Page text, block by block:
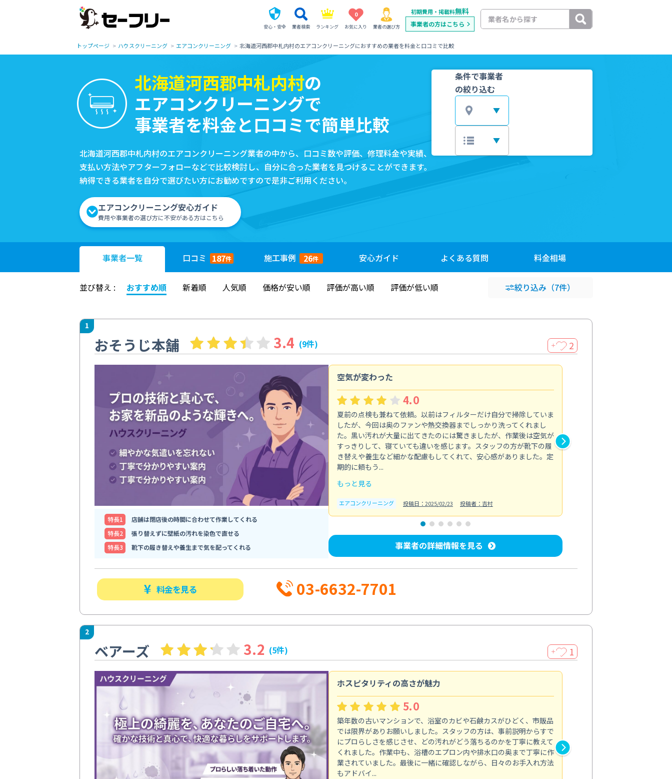
安心・安全 業者検索 ランキング
0
お気に入り 業者の選び方
初期費用・掲載料無料
事業者の方はこちら
トップページ ハウスクリーニング エアコンクリーニング 北海道河西郡中札内村のエアコンクリーニングにおすすめの業者を料金と口コミで比較
北海道河西郡中札内村の
エアコンクリーニングで
事業者を料金と口コミで簡単比較
北海道河西郡中札内村のエアコンクリーニング業者の中から、口コミ数や評価、修理料金や実績、
支払い方法やアフターフォローなどで比較検討し、自分に合った業者を見つけることができます。
納得できる業者を自分で選びたい方にお勧めですので是非ご利用ください。
エアコンクリーニング安心ガイド
費用や事業者の選び方に不安がある方はこちら
条件で事業者
の絞り込む
事業者一覧 口コミ 187件 施工事例 26件 安心ガイド よくある質問 料金相場
並び替え : おすすめ順 新着順 人気順 価格が安い順 評価が高い順 評価が低い順 絞り込み （7件）
1
おそうじ本舗 3.4 (9件) ＋ 2
特⻑1
店舗は閉店後の時間に合わせて作業してくれる
特⻑2
張り替えずに壁紙の汚れを染色で直せる
特⻑3
靴下の履き替えや養生まで気を配ってくれる
空気が変わった
4.0
夏前の点検も兼ねて依頼。以前はフィルターだけ自分で掃除していま
したが、今回は奥のファンや熱交換器までしっかり洗ってくれまし
た。黒い汚れが大量に出てきたのには驚きましたが、作業後は空気が
すっきりして、寝ていても違いを感じます。スタッフの方が靴下の履
き替えや養生など細かな配慮もしてくれて、安心感がありました。定
期的に頼もう...
もっと見る
エアコンクリーニング 投稿日：2025/02/23 投稿者：吉村
事業者の詳細情報を見る
料金を見る 03-6632-7701
2
ベアーズ 3.2 (5件) ＋ 1
ホスピタリティの高さが魅力
5.0
築年数の古いマンションで、浴室のカビや石鹸カスがひどく、市販品
では限界がありお願いしました。スタッフの方は、事前説明からすで
にプロらしさを感じさせ、どの汚れがどう落ちるのかを丁寧に教えて
くれました。作業中も、浴槽のエプロン内や排水口の奥まで丁寧に作
業されていました。最後に一緒に確認しながら、日々のお手入れ方法
もアドバイ...